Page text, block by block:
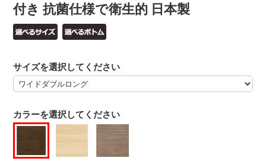
付き 抗菌仕様で衛生的 日本製
カラーを選択してください
サイズを選択してください